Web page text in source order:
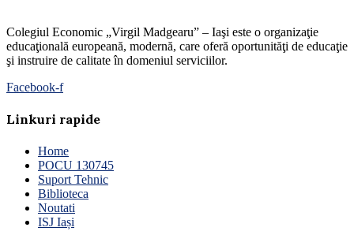
Colegiul Economic „Virgil Madgearu” – Iaşi este o organizaţie
educaţională europeană, modernă, care oferă oportunităţi de educaţie
şi instruire de calitate în domeniul serviciilor.
Facebook-f
Linkuri rapide
Home
POCU 130745
Suport Tehnic
Biblioteca
Noutati
ISJ Iași